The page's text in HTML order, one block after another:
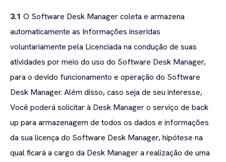
3.1 O Software Desk Manager coleta e armazena
automaticamente as Informações inseridas
voluntariamente pela Licenciada na condução de suas
atividades por meio do uso do Software Desk Manager,
para o devido funcionamento e operação do Software
Desk Manager. Além disso, caso seja de seu interesse,
Você poderá solicitar à Desk Manager o serviço de back
up para armazenagem de todos os dados e informações
da sua licença do Software Desk Manager, hipótese na
qual ficará a cargo da Desk Manager a realização de uma